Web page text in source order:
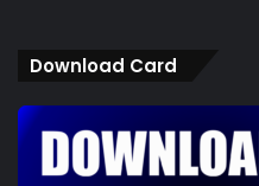
Download Card